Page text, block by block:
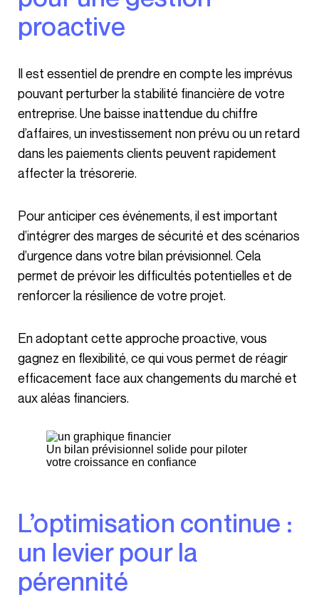
proactive
Il est essentiel de prendre en compte les imprévus
pouvant perturber la stabilité financière de votre
entreprise. Une baisse inattendue du chiffre
d’affaires, un investissement non prévu ou un retard
dans les paiements clients peuvent rapidement
affecter la trésorerie.
Pour anticiper ces événements, il est important
d’intégrer des marges de sécurité et des scénarios
d’urgence dans votre bilan prévisionnel. Cela
permet de prévoir les difficultés potentielles et de
renforcer la résilience de votre projet.
En adoptant cette approche proactive, vous
gagnez en flexibilité, ce qui vous permet de réagir
efficacement face aux changements du marché et
aux aléas financiers.
Un bilan prévisionnel solide pour piloter
votre croissance en confiance
L’optimisation continue :
un levier pour la
pérennité